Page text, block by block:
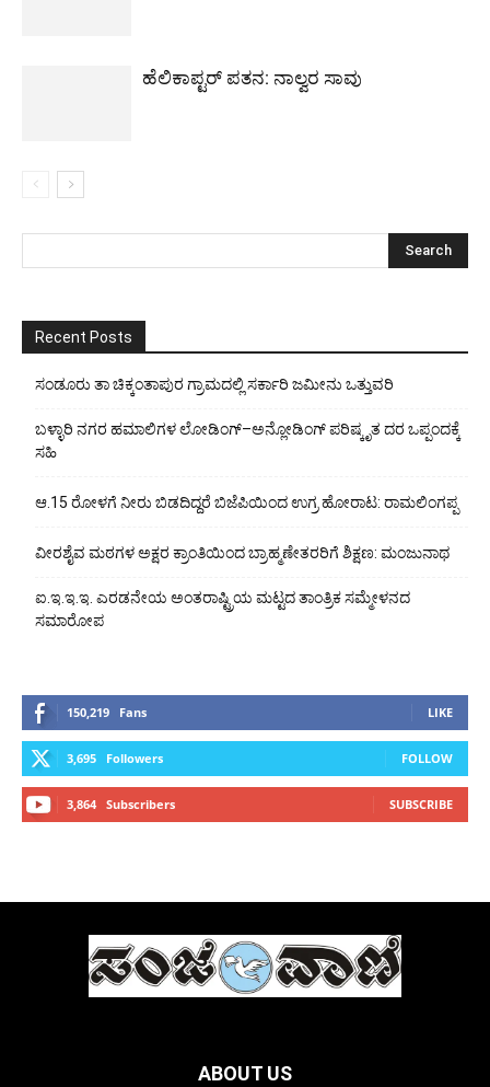
ಹೆಲಿಕಾಪ್ಟರ್ ಪತನ: ನಾಲ್ವರ ಸಾವು
Recent Posts
ಸಂಡೂರು ತಾ ಚಿಕ್ಕಂತಾಪುರ ಗ್ರಾಮದಲ್ಲಿ ಸರ್ಕಾರಿ ಜಮೀನು ಒತ್ತುವರಿ
ಬಳ್ಳಾರಿ ನಗರ ಹಮಾಲಿಗಳ ಲೋಡಿಂಗ್–ಅನ್ಲೋಡಿಂಗ್ ಪರಿಷ್ಕೃತ ದರ ಒಪ್ಪಂದಕ್ಕೆ
ಸಹಿ
ಆ.15 ರೋಳಗೆ ನೀರು ಬಿಡದಿದ್ದರೆ ಬಿಜೆಪಿಯಿಂದ ಉಗ್ರ ಹೋರಾಟ: ರಾಮಲಿಂಗಪ್ಪ
ವೀರಶೈವ ಮಠಗಳ ಅಕ್ಷರ ಕ್ರಾಂತಿಯಿಂದ ಬ್ರಾಹ್ಮಣೇತರರಿಗೆ ಶಿಕ್ಷಣ: ಮಂಜುನಾಥ
ಐ.ಇ.ಇ.ಇ. ಎರಡನೇಯ ಅಂತರಾಷ್ಟ್ರಿಯ ಮಟ್ಟದ ತಾಂತ್ರಿಕ ಸಮ್ಮೇಳನದ
ಸಮಾರೋಪ
150,219 Fans LIKE
3,695 Followers FOLLOW
3,864 Subscribers SUBSCRIBE
ABOUT US